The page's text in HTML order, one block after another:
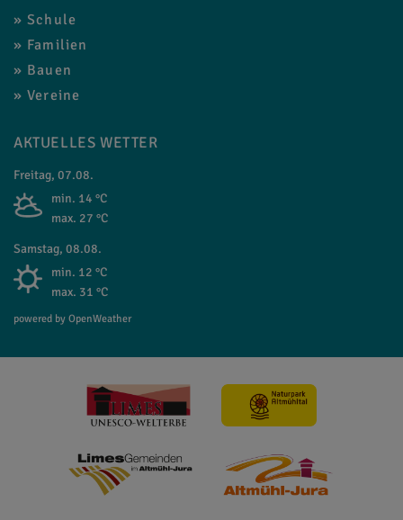
Schule
Familien
Bauen
Vereine
AKTUELLES WETTER
Freitag, 07.08.
min. 14 °C
max. 27 °C
Samstag, 08.08.
min. 12 °C
max. 31 °C
powered by OpenWeather